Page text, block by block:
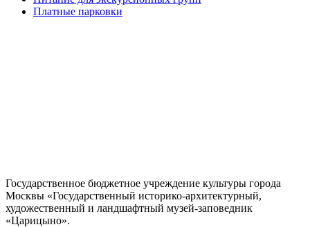
Платные парковки
Государственное бюджетное учреждение культуры города
Москвы «Государственный историко-архитектурный,
художественный и ландшафтный музей-заповедник
«Царицыно».